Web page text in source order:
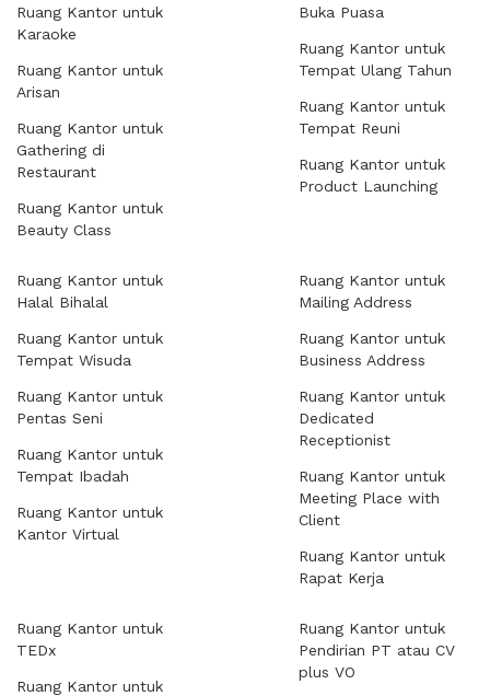
Ruang Kantor untuk
Karaoke
Ruang Kantor untuk
Arisan
Ruang Kantor untuk
Gathering di
Restaurant
Ruang Kantor untuk
Beauty Class
Buka Puasa
Ruang Kantor untuk
Tempat Ulang Tahun
Ruang Kantor untuk
Tempat Reuni
Ruang Kantor untuk
Product Launching
Ruang Kantor untuk
Halal Bihalal
Ruang Kantor untuk
Tempat Wisuda
Ruang Kantor untuk
Pentas Seni
Ruang Kantor untuk
Tempat Ibadah
Ruang Kantor untuk
Kantor Virtual
Ruang Kantor untuk
Mailing Address
Ruang Kantor untuk
Business Address
Ruang Kantor untuk
Dedicated
Receptionist
Ruang Kantor untuk
Meeting Place with
Client
Ruang Kantor untuk
Rapat Kerja
Ruang Kantor untuk
TEDx
Ruang Kantor untuk
Ruang Kantor untuk
Pendirian PT atau CV
plus VO